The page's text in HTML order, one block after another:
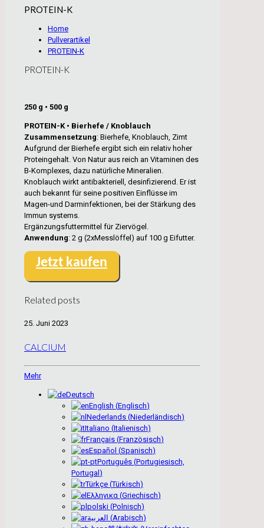
PROTEIN-K
Home
Pullverartikel
PROTEIN-K
PROTEIN-K
250 g • 500 g
PROTEIN-K • Bierhefe / Knoblauch
Zusammensetzung: Bierhefe, Knoblauch, Zimt
Aufgrund der Bierhefe ergibt sich ein relativ hoher
Proteingehalt. Von Natur aus reich an Vitaminen des
B-Komplexes, dazu natürliche Mineralien.
Knoblauch wirkt antibakteriell, desinfizierend. Er ist
auch bekannt für seine positiven Einflüsse im
Magen-und Darminfektionen, bei der Stärkung des
Immun systems.
Ergänzungsfuttermittel für Ziervögel.
Anwendung: 2 g (2xMesslöffel) auf 100 g Eifutter.
Jetzt kaufen
Related posts
25. Juni 2023
CALCIUM
Mehr
Deutsch
English (Englisch)
Nederlands (Niederländisch)
Italiano (Italienisch)
Français (Französisch)
Español (Spanisch)
Português (Portugiesisch,
Portugal )
Türkçe (Türkisch)
Ελληνικα (Griechisch)
polski (Polnisch)
العربية (Arabisch)